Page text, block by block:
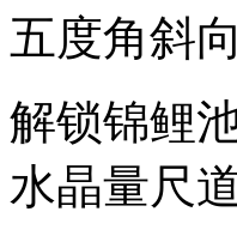
五度角斜
解锁锦鲤
水晶量尺